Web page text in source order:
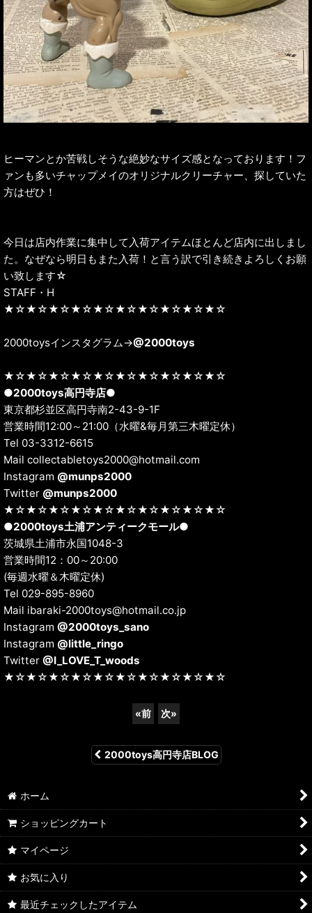
ヒーマンとか苦戦しそうな絶妙なサイズ感となっております！フ
ァンも多いチャップメイのオリジナルクリーチャー、探していた
方はぜひ！
今日は店内作業に集中して入荷アイテムほとんど店内に出しまし
た。なぜなら明日もまた入荷！と言う訳で引き続きよろしくお願
い致します☆
STAFF・H
★☆★☆★☆★☆★☆★☆★☆★☆★☆★☆
2000toysインスタグラム→@2000toys
★☆★☆★☆★☆★☆★☆★☆★☆★☆★☆
●2000toys高円寺店●
東京都杉並区高円寺南2-43-9-1F
営業時間12:00～21:00（水曜&毎月第三木曜定休）
Tel 03-3312-6615
Mail collectabletoys2000@hotmail.com
Instagram @munps2000
Twitter @munps2000
★☆★☆★☆★☆★☆★☆★☆★☆★☆★☆
●2000toys土浦アンティークモール●
茨城県土浦市永国1048-3
営業時間12：00～20:00
(毎週水曜＆木曜定休)
Tel 029-895-8960
Mail ibaraki-2000toys@hotmail.co.jp
Instagram @2000toys_sano
Instagram @little_ringo
Twitter @I_LOVE_T_woods
★☆★☆★☆★☆★☆★☆★☆★☆★☆★☆
«前 次»
2000toys高円寺店BLOG
ホーム
ショッピングカート
マイページ
お気に入り
最近チェックしたアイテム